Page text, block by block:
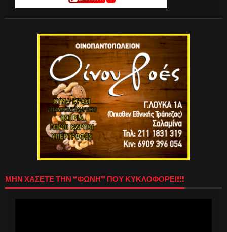
ΜΗΝ ΧΑΣΕΤΕ ΤΗΝ “ΦΩΝΗ” ΠΟΥ ΚΥΚΛΟΦΟΡΕΙ!!!